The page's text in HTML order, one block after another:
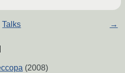
Talks →
(2008)